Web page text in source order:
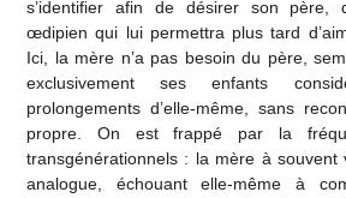
s’identifier afin de désirer son père,
œdipien qui lui permettra plus tard
Ici, la mère n’a pas besoin du père,
exclusivement ses enfants
prolongements d’elle-même, sans
propre. On est frappé par la
transgénérationnels : la mère à souvent
analogue, échouant elle-même à